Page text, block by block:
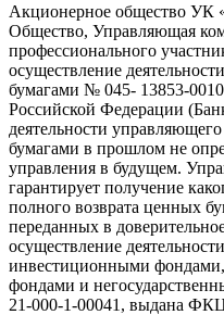
Акционерное общество УК
Общество, Управляющая
профессионального
осуществление
бумагами № 045- 13853-
Российской Федерации
деятельности
бумагами в прошлом не
управления в будущем.
гарантирует получение
полного возврата ценных
переданных в
осуществление
инвестиционными
фондами и
21-000-1-00041, выдана